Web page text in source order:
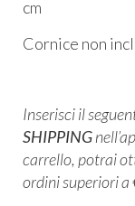
cm​
Cornice non
Inserisci il
SHIPPING
carrello, potrai
ordini superiori